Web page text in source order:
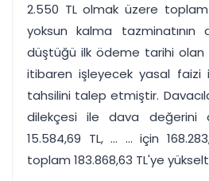
2.550 TL olmak üzere
yoksun kalma tazminatının
düştüğü ilk ödeme tarihi olan
itibaren işleyecek yasal faizi
tahsilini talep etmiştir.
dilekçesi ile dava değerini
15.584,69 TL, ... ... için
toplam 183.868,63 TL'ye